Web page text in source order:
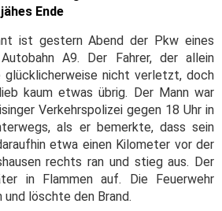
Ende
ist gestern Abend der Pkw eines
A9. Der Fahrer, der allein
glücklicherweise nicht verletzt, doch
kaum etwas übrig. Der Mann war
Verkehrspolizei gegen 18 Uhr in
als er bemerkte, dass sein
etwa einen Kilometer vor der
rechts ran und stieg aus. Der
in Flammen auf. Die Feuerwehr
löschte den Brand.